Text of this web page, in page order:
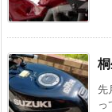
先
っ